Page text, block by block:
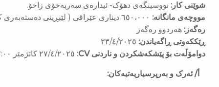
شوێنی کار: نووسینگەی دهۆک- ئیدارەی سەربەخۆی زاخۆ.
مووچەی مانگانە: ٦٥٠،٠٠٠ دیناری عێراقی ( لێبڕینی دەستەبەری کۆمەڵایەتی لەخۆ دەگرێت)
رەگەز: هەردوو رەگەز
ڕێککەوتی ڕاگەیاندن:
دوامۆڵەت بۆ پێشکەشکردن و ناردنی CV:
٢٧/٤/٢٠٢٥ کاتژمێر ١٢:٠٠ی نیوەڕۆ
أ/ ئەرک و به‌رپرسیاریه‌تیه‌كان: